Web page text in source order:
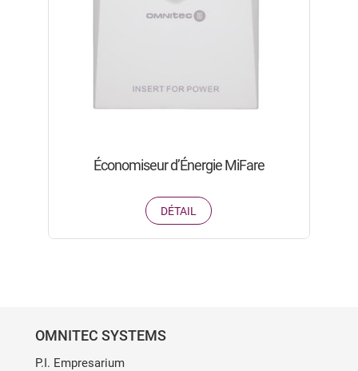
Économiseur d’Énergie MiFare
DÉTAIL
OMNITEC SYSTEMS
P.I. Empresarium